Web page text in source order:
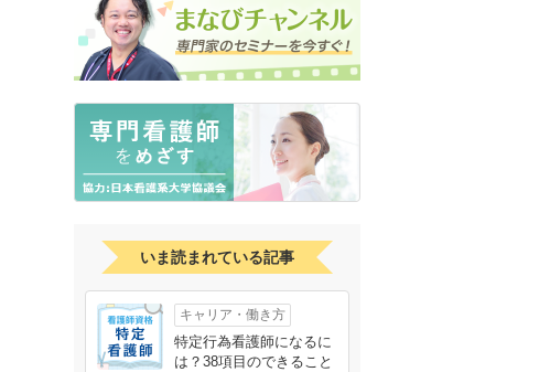
いま読まれている記事
キャリア・働き方
特定行為看護師になるに
は？38項目のできること